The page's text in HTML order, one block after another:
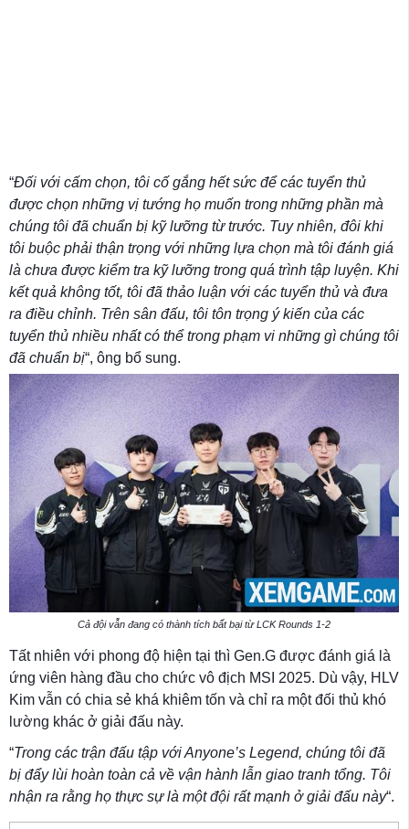
“Đối với cấm chọn, tôi cố gắng hết sức để các tuyển thủ
được chọn những vị tướng họ muốn trong những phần mà
chúng tôi đã chuẩn bị kỹ lưỡng từ trước. Tuy nhiên, đôi khi
tôi buộc phải thận trọng với những lựa chọn mà tôi đánh giá
là chưa được kiểm tra kỹ lưỡng trong quá trình tập luyện. Khi
kết quả không tốt, tôi đã thảo luận với các tuyển thủ và đưa
ra điều chỉnh. Trên sân đấu, tôi tôn trọng ý kiến của các
tuyển thủ nhiều nhất có thể trong phạm vi những gì chúng tôi
đã chuẩn bị“, ông bổ sung.
Cả đội vẫn đang có thành tích bất bại từ LCK Rounds 1-2
Tất nhiên với phong độ hiện tại thì Gen.G được đánh giá là
ứng viên hàng đầu cho chức vô địch MSI 2025. Dù vậy, HLV
Kim vẫn có chia sẻ khá khiêm tốn và chỉ ra một đối thủ khó
lường khác ở giải đấu này.
“Trong các trận đấu tập với Anyone’s Legend, chúng tôi đã
bị đẩy lùi hoàn toàn cả về vận hành lẫn giao tranh tổng. Tôi
nhận ra rằng họ thực sự là một đội rất mạnh ở giải đấu này“.